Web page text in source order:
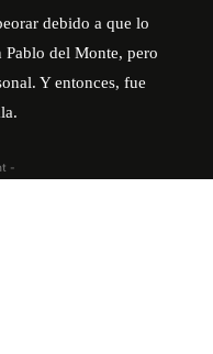
debido a que lo
Pablo del Monte, pero
Y entonces, fue
-